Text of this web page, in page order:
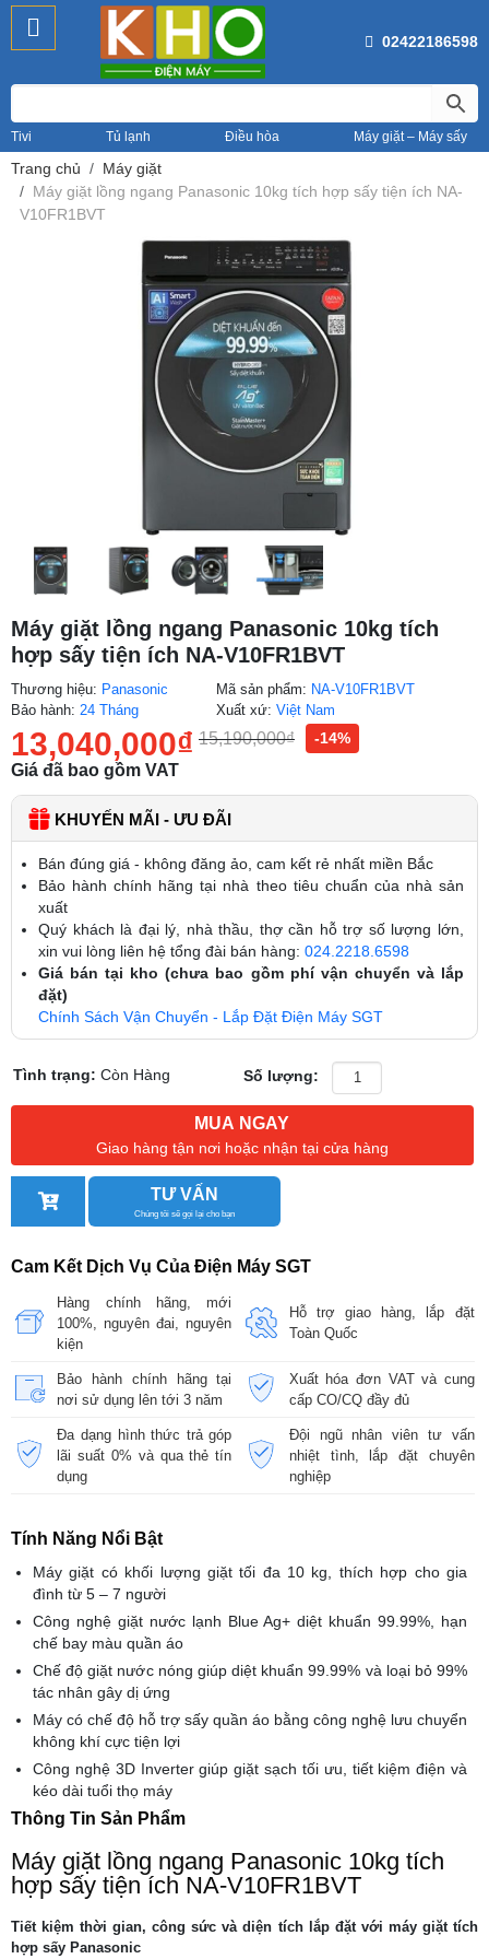
02422186598
Tivi Tủ lạnh Điều hòa Máy giặt – Máy sấy
Trang chủ
Máy giặt
Máy giặt lồng ngang Panasonic 10kg tích hợp sấy tiện ích NA-
V10FR1BVT
Máy giặt lồng ngang Panasonic 10kg tích
hợp sấy tiện ích NA-V10FR1BVT
Thương hiệu: Panasonic
Bảo hành: 24 Tháng
Mã sản phẩm: NA-V10FR1BVT
Xuất xứ:Việt Nam
13,040,000₫ 15,190,000₫ -14%
Giá đã bao gồm VAT
KHUYẾN MÃI - ƯU ĐÃI
Bán đúng giá - không đăng ảo, cam kết rẻ nhất miền Bắc
Bảo hành chính hãng tại nhà theo tiêu chuẩn của nhà sản
xuất
Quý khách là đại lý, nhà thầu, thợ cần hỗ trợ số lượng lớn,
xin vui lòng liên hệ tổng đài bán hàng: 024.2218.6598
Giá bán tại kho (chưa bao gồm phí vận chuyển và lắp
đặt)
Chính Sách Vận Chuyển - Lắp Đặt Điện Máy SGT
Tình trạng:Còn Hàng Số lượng:
MUA NGAY
Giao hàng tận nơi hoặc nhận tại cửa hàng
TƯ VẤN
Chúng tôi sẽ gọi lại cho bạn
Cam Kết Dịch Vụ Của Điện Máy SGT
Hàng chính hãng, mới
100%, nguyên đai, nguyên
kiện
Hỗ trợ giao hàng, lắp đặt
Toàn Quốc
Bảo hành chính hãng tại
nơi sử dụng lên tới 3 năm
Xuất hóa đơn VAT và cung
cấp CO/CQ đầy đủ
Đa dạng hình thức trả góp
lãi suất 0% và qua thẻ tín
dụng
Đội ngũ nhân viên tư vấn
nhiệt tình, lắp đặt chuyên
nghiệp
Tính Năng Nổi Bật
Máy giặt có khối lượng giặt tối đa 10 kg, thích hợp cho gia
đình từ 5 – 7 người
Công nghệ giặt nước lạnh Blue Ag+ diệt khuẩn 99.99%, hạn
chế bay màu quần áo
Chế độ giặt nước nóng giúp diệt khuẩn 99.99% và loại bỏ 99%
tác nhân gây dị ứng
Máy có chế độ hỗ trợ sấy quần áo bằng công nghệ lưu chuyển
không khí cực tiện lợi
Công nghệ 3D Inverter giúp giặt sạch tối ưu, tiết kiệm điện và
kéo dài tuổi thọ máy
Thông Tin Sản Phẩm
Máy giặt lồng ngang Panasonic 10kg tích
hợp sấy tiện ích NA-V10FR1BVT
Tiết kiệm thời gian, công sức và diện tích lắp đặt với máy giặt tích
hợp sấy Panasonic